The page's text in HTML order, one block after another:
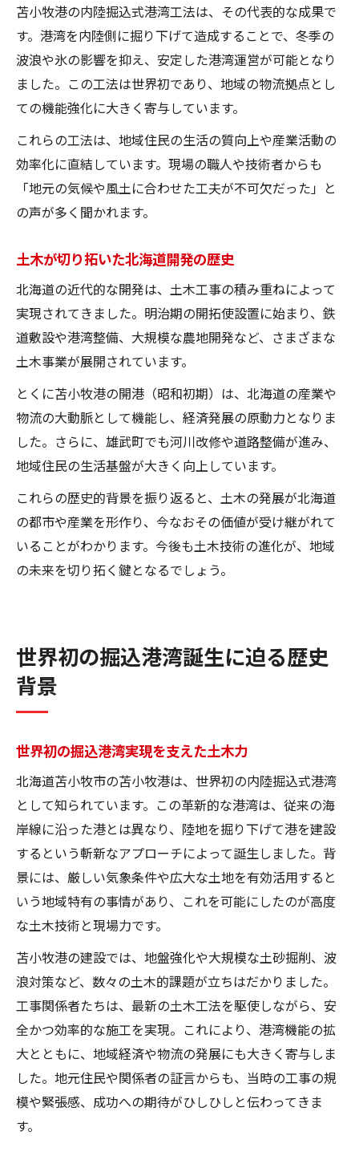
苫小牧港の内陸掘込式港湾工法は、その代表的な成果で
す。港湾を内陸側に掘り下げて造成することで、冬季の
波浪や氷の影響を抑え、安定した港湾運営が可能となり
ました。この工法は世界初であり、地域の物流拠点とし
ての機能強化に大きく寄与しています。
これらの工法は、地域住民の生活の質向上や産業活動の
効率化に直結しています。現場の職人や技術者からも
「地元の気候や風土に合わせた工夫が不可欠だった」と
の声が多く聞かれます。
土木が切り拓いた北海道開発の歴史
北海道の近代的な開発は、土木工事の積み重ねによって
実現されてきました。明治期の開拓使設置に始まり、鉄
道敷設や港湾整備、大規模な農地開発など、さまざまな
土木事業が展開されています。
とくに苫小牧港の開港（昭和初期）は、北海道の産業や
物流の大動脈として機能し、経済発展の原動力となりま
した。さらに、雄武町でも河川改修や道路整備が進み、
地域住民の生活基盤が大きく向上しています。
これらの歴史的背景を振り返ると、土木の発展が北海道
の都市や産業を形作り、今なおその価値が受け継がれて
いることがわかります。今後も土木技術の進化が、地域
の未来を切り拓く鍵となるでしょう。
世界初の掘込港湾誕生に迫る歴史
背景
世界初の掘込港湾実現を支えた土木力
北海道苫小牧市の苫小牧港は、世界初の内陸掘込式港湾
として知られています。この革新的な港湾は、従来の海
岸線に沿った港とは異なり、陸地を掘り下げて港を建設
するという斬新なアプローチによって誕生しました。背
景には、厳しい気象条件や広大な土地を有効活用すると
いう地域特有の事情があり、これを可能にしたのが高度
な土木技術と現場力です。
苫小牧港の建設では、地盤強化や大規模な土砂掘削、波
浪対策など、数々の土木的課題が立ちはだかりました。
工事関係者たちは、最新の土木工法を駆使しながら、安
全かつ効率的な施工を実現。これにより、港湾機能の拡
大とともに、地域経済や物流の発展にも大きく寄与しま
した。地元住民や関係者の証言からも、当時の工事の規
模や緊張感、成功への期待がひしひしと伝わってきま
す。